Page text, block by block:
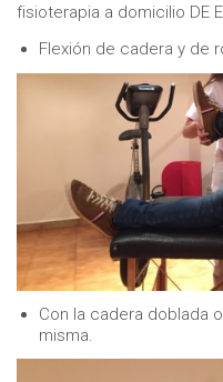
fisioterapia a domicilio DE
Flexión de cadera y de
Con la cadera doblada
misma.